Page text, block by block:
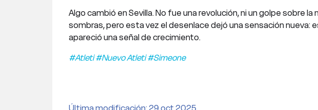
Algo cambió en Sevilla. No fue una revolución, ni un golpe sobre
sombras, pero esta vez el desenlace dejó una sensación nueva:
apareció una señal de crecimiento.
#Atleti #Nuevo Atleti #Simeone
Última modificación: 29 oct 2025